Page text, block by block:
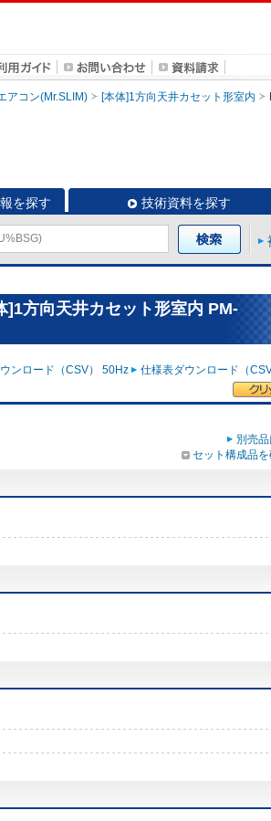
アコン(Mr.SLIM) [本体]1方向天井カセット形室内
を探す 技術資料を探す
方向天井カセット形室内 PM-
ンロード（CSV） 50Hz 仕様表ダウンロード（
別売
セット構成品